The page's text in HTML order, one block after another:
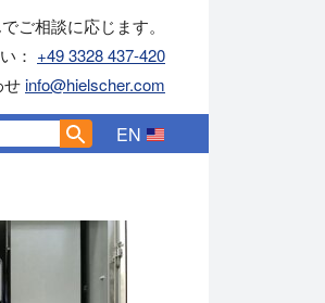
ご相談に応じます。
： +49 3328 437-420
せinfo@hielscher.com
EN